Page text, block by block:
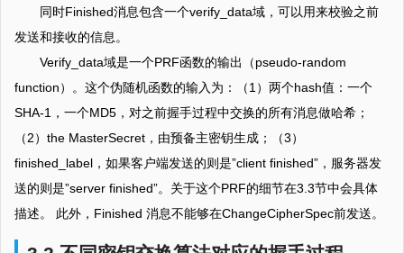
同时Finished消息包含一个verify_data域，可以用来校验之前
发送和接收的信息。
Verify_data域是一个PRF函数的输出（pseudo-random
function）。这个伪随机函数的输入为：（1）两个hash值：一个
SHA-1，一个MD5，对之前握手过程中交换的所有消息做哈希；
（2）the MasterSecret，由预备主密钥生成；（3）
finished_label，如果客户端发送的则是”client finished”，服务器发
送的则是”server finished”。关于这个PRF的细节在3.3节中会具体
描述。 此外，Finished 消息不能够在ChangeCipherSpec前发送。